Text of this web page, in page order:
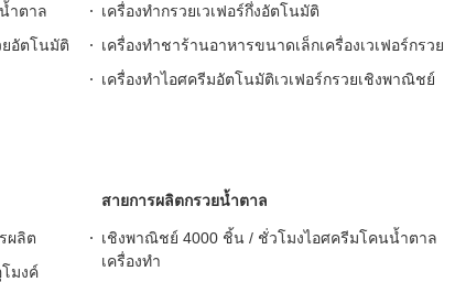
ำตาล
ยอัตโนมัติ
เครื่องทำกรวยเวเฟอร์กึ่งอัตโนมัติ
เครื่องทำชาร้านอาหารขนาดเล็กเครื่องเวเฟอร์กรวย
เครื่องทำไอศครีมอัตโนมัติเวเฟอร์กรวยเชิงพาณิชย์
ผลิต
มงค์
สายการผลิตกรวยน้ำตาล
เชิงพาณิชย์ 4000 ชิ้น / ชั่วโมงไอศครีมโคนน้ำตาล
เครื่องทำ